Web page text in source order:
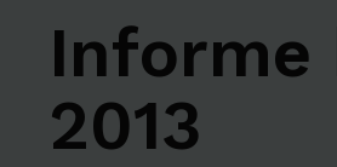
Informe
2013